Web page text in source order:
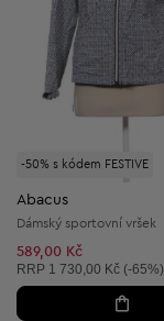
-50% s kódem FESTIVE
Abacus
Dámský sportovní vršek
589,00 Kč
Doporučená cena:
RRP 1 730,00 Kč (-65%)